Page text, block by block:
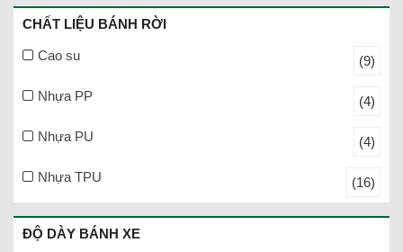
CHẤT LIỆU BÁNH RỜI
Cao su (9)
Nhựa PP (4)
Nhựa PU (4)
Nhựa TPU (16)
ĐỘ DÀY BÁNH XE